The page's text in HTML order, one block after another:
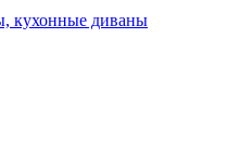
кухонные диваны